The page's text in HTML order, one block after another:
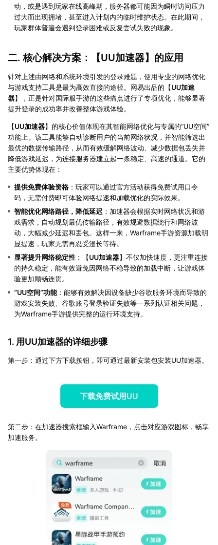
动，或是遇到玩家在线高峰期，服务器都可能因为瞬时访问压力
过大而出现拥堵，甚至进入计划内的临时维护状态。在此期间，
玩家群体普遍会遇到登录困难或反复尝试失败的现象。
二. 核心解决方案：【UU加速器】的应用
针对上述由网络和系统环境引发的登录难题，使用专业的网络优化
与游戏支持工具是最为高效直接的途径。网易出品的【UU加速
器】，正是针对国际服手游的这些痛点进行了专项优化，能够显著
提升登录的成功率并改善整体游戏体验。
【UU加速器】的核心价值体现在其智能网络优化与专属的“UU空间”
功能上。该工具能够自动诊断用户的当前网络状况，并智能筛选出
最优的数据传输路径，从而有效缓解网络波动、减少数据包丢失并
降低游戏延迟，为连接服务器建立起一条稳定、高速的通道。它的
主要优势体现在：
提供免费体验资格 ：玩家可以通过官方活动获得免费试用口令
码，无需付费即可体验网络提速和加载优化的实际效果。
智能优化网络路径，降低延迟 ：加速器会根据实时网络状况和游
戏需求，自动规划最优传输路径，有效规避数据绕行和网络波
动，大幅减少延迟和丢包。这样一来，Warframe手游资源加载明
显提速，玩家无需再忍受漫长等待。
显著提升网络稳定性 ：【UU加速器】不仅加快速度，更注重连接
的持久稳定，能有效避免因网络不稳导致的加载中断，让游戏体
验更加顺畅连贯。
“UU空间”功能：能够有效解决因设备缺少谷歌服务环境而导致的
游戏安装失败、谷歌账号登录验证失败等一系列认证相关问题，
为Warframe手游提供完整的运行环境支持。
1. 用UU加速器的详细步骤
第一步：通过下方下载按钮，即可通过最新安装包安装UU加速器。
下载免费试用UU
第二步：在加速器搜索框输入Warframe，点击对应游戏图标，畅享
加速服务。